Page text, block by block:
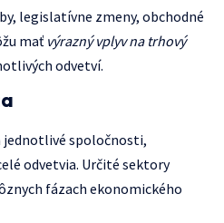
legislatívne zmeny, obchodné
mať výrazný vplyv na trhový
odvetví.
jednotlivé spoločnosti,
odvetvia. Určité sektory
fázach ekonomického